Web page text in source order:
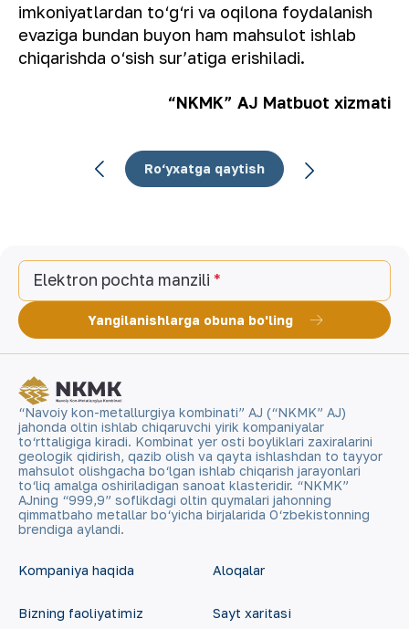
imkoniyatlardan to‘g‘ri va oqilona foydalanish
evaziga bundan buyon ham mahsulot ishlab
chiqarishda o‘sish sur’atiga erishiladi.
“NKMK” AJ Matbuot xizmati
Ro‘yxatga qaytish
Elektron pochta manzili
Yangilanishlarga obuna bo'ling
“Navoiy kon-metallurgiya kombinati” AJ (“NKMK” AJ)
jahonda oltin ishlab chiqaruvchi yirik kompaniyalar
to‘rttaligiga kiradi. Kombinat yer osti boyliklari zaxiralarini
geologik qidirish, qazib olish va qayta ishlashdan to tayyor
mahsulot olishgacha bo‘lgan ishlab chiqarish jarayonlari
to‘liq amalga oshiriladigan sanoat klasteridir. “NKMK”
AJning “999,9” soflikdagi oltin quymalari jahonning
qimmatbaho metallar bo‘yicha birjalarida O‘zbekistonning
brendiga aylandi.
Kompaniya haqida
Bizning faoliyatimiz
Aloqalar
Sayt xaritasi